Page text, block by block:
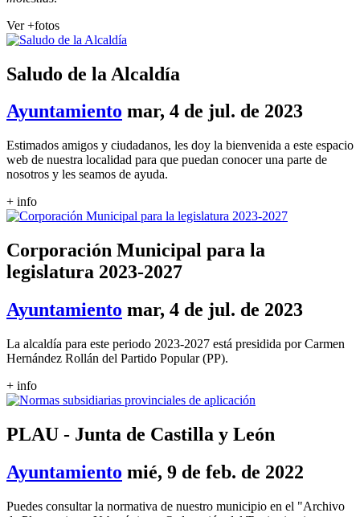
Ver +fotos
Saludo de la Alcaldía
Ayuntamiento mar, 4 de jul. de 2023
Estimados amigos y ciudadanos, les doy la bienvenida a este espacio
web de nuestra localidad para que puedan conocer una parte de
nosotros y les seamos de ayuda.
+ info
Corporación Municipal para la
legislatura 2023-2027
Ayuntamiento mar, 4 de jul. de 2023
La alcaldía para este periodo 2023-2027 está presidida por Carmen
Hernández Rollán del Partido Popular (PP).
+ info
PLAU - Junta de Castilla y León
Ayuntamiento mié, 9 de feb. de 2022
Puedes consultar la normativa de nuestro municipio en el "Archivo